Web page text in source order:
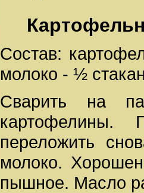
Состав:
молоко - ½
Сварить на
картофелины.
переложить
молоко.
пышное. Масло